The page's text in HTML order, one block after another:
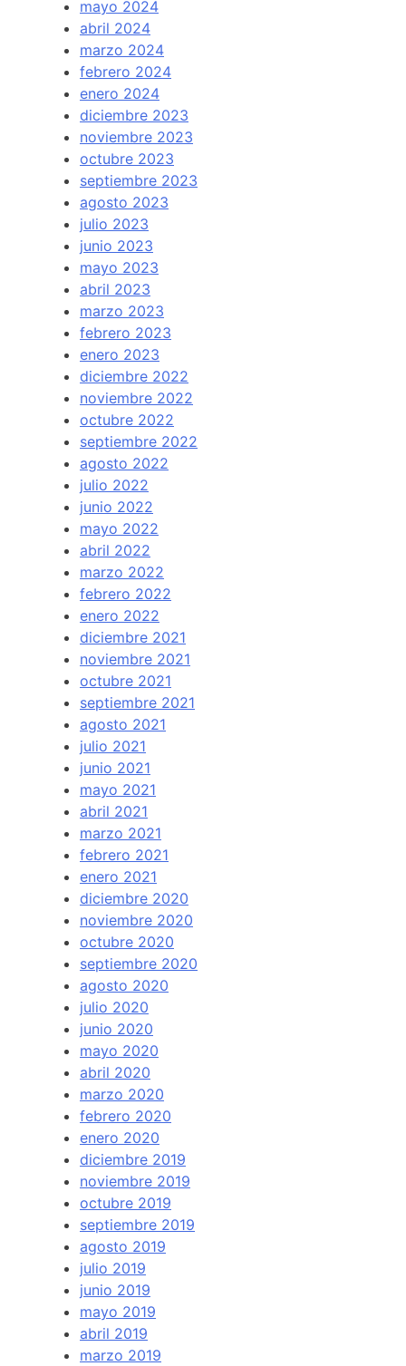
mayo 2024
abril 2024
marzo 2024
febrero 2024
enero 2024
diciembre 2023
noviembre 2023
octubre 2023
septiembre 2023
agosto 2023
julio 2023
junio 2023
mayo 2023
abril 2023
marzo 2023
febrero 2023
enero 2023
diciembre 2022
noviembre 2022
octubre 2022
septiembre 2022
agosto 2022
julio 2022
junio 2022
mayo 2022
abril 2022
marzo 2022
febrero 2022
enero 2022
diciembre 2021
noviembre 2021
octubre 2021
septiembre 2021
agosto 2021
julio 2021
junio 2021
mayo 2021
abril 2021
marzo 2021
febrero 2021
enero 2021
diciembre 2020
noviembre 2020
octubre 2020
septiembre 2020
agosto 2020
julio 2020
junio 2020
mayo 2020
abril 2020
marzo 2020
febrero 2020
enero 2020
diciembre 2019
noviembre 2019
octubre 2019
septiembre 2019
agosto 2019
julio 2019
junio 2019
mayo 2019
abril 2019
marzo 2019